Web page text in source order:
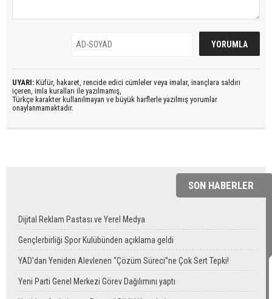
UYARI: Küfür, hakaret, rencide edici cümleler veya imalar, inançlara saldırı
içeren, imla kuralları ile yazılmamış,
Türkçe karakter kullanılmayan ve büyük harflerle yazılmış yorumlar
onaylanmamaktadır.
SON HABERLER
Dijital Reklam Pastası ve Yerel Medya
Gençlerbirliği Spor Kulübünden açıklama geldi
YAD’dan Yeniden Alevlenen “Çözüm Süreci”ne Çok Sert Tepki!
Yeni Parti Genel Merkezi Görev Dağılımını yaptı